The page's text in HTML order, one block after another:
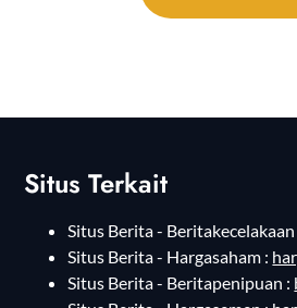
Situs Terkait
Situs Berita - Beritakecelakaan
Situs Berita - Hargasaham :
Situs Berita - Beritapenipuan :